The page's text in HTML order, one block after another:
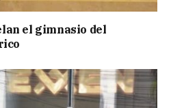
el gimnasio del